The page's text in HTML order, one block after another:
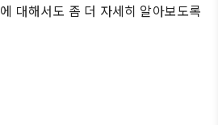
대해서도 좀 더 자세히 알아보도록